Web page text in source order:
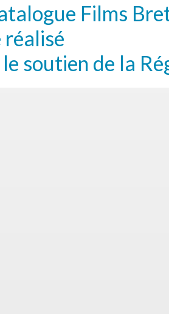
Films
réalisé
soutien de la